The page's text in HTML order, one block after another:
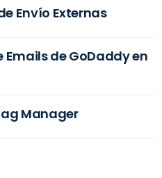
Envío Externas
de GoDaddy en
Manager